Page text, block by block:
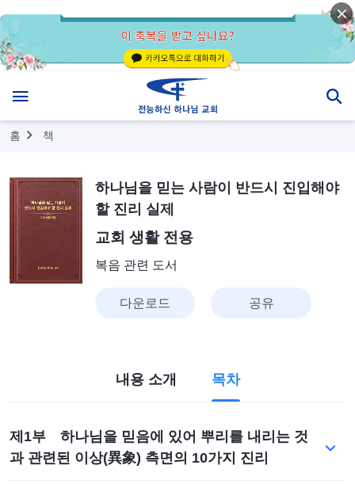
홈 책
하나님을 믿는 사람이 반드시 진입해야
할 진리 실제
교회 생활 전용
복음 관련 도서
다운로드 공유
내용 소개 목차
제1부 하나님을 믿음에 있어 뿌리를 내리는 것
과 관련된 이상(異象) 측면의 10가지 진리